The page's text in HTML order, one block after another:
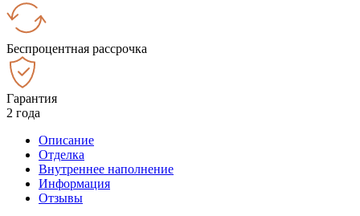
Беспроцентная рассрочка
Гарантия
2 года
Описание
Отделка
Внутреннее наполнение
Информация
Отзывы